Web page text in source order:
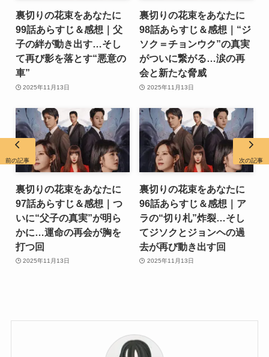
裏切りの花束をあなたに
99話あらすじ＆感想｜父
子の絆が動き出す…そし
て再び影を落とす“悪意の
車”
2025年11月13日
裏切りの花束をあなたに
98話あらすじ＆感想｜“ジ
ソク＝チョンウク”の真実
がついに繋がる…涙の再
会と新たな脅威
2025年11月13日
裏切りの花束をあなたに
97話あらすじ＆感想｜つ
いに“父子の真実”が明ら
かに…運命の再会が胸を
打つ回
2025年11月13日
裏切りの花束をあなたに
96話あらすじ＆感想｜ア
ラの“切り札”炸裂…そし
てジソクとジョンヘの過
去が再び動き出す回
2025年11月13日
前の記事 次の記事